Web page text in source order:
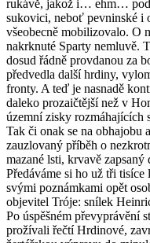
rukávě, jakož i… ehm… pod
sukovici, neboť pevninské i
všeobecně mobilizovalo. O
nakrknuté Sparty nemluvě.
dosud řádně provdanou za
předvedla další hrdiny,
fronty. A teď je nasnadě
daleko prozaičtější než v
územní zisky rozmáhajících
Tak či onak se na obhajobu
zauzlovaný příběh o
mazané lsti, krvavě
Předáváme si ho už tři
svými poznámkami opět
objevitel Tróje: snílek
Po úspěšném převyprávění
prožívali řečtí Hrdinové,